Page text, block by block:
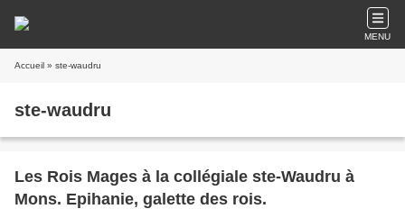
MENU
Accueil » ste-waudru
ste-waudru
Les Rois Mages à la collégiale ste-Waudru à
Mons. Epihanie, galette des rois.